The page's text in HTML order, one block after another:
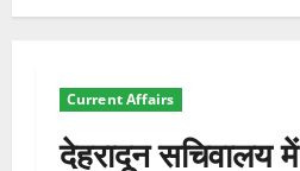
Current Affairs
देहरादून सचिवालय में